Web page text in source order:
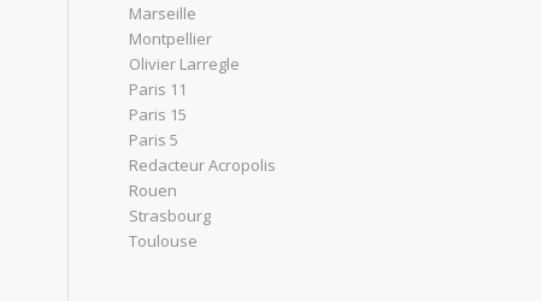
Marseille
Montpellier
Olivier Larregle
Paris 11
Paris 15
Paris 5
Redacteur Acropolis
Rouen
Strasbourg
Toulouse